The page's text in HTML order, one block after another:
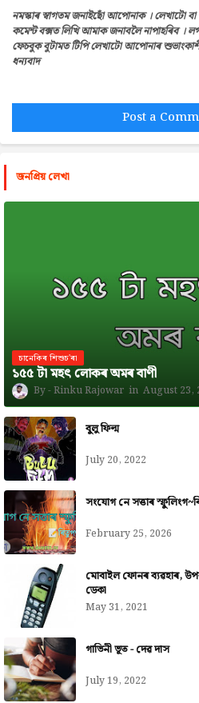
নমস্কাৰ স্বাগতম জনাইছোঁ আপোনাক । লেখাটো
কমেন্ট বক্সত লিখি আমাক জনাবলৈ নাপাহৰিব ।
ফেচবুক বুটামত টিপি লেখাটো আপোনাৰ
ধন্যবাদ
Post a
জনপ্রিয় লেখা
চানেকিৰ শিশুচ'ৰা
১৫৫ টা মহৎ লোকৰ অমৰ বাণী
Rinku Rajowar August 23,
বুলু ফিল্ম
July 20, 2022
সংযোগ নে সত্তাৰ
February 25, 2026
মোবাইল ফোনৰ ব্যৱহাৰ,
ডেকা
May 31, 2021
গাভিনী ভূত - দেৱ দাস
July 19, 2022